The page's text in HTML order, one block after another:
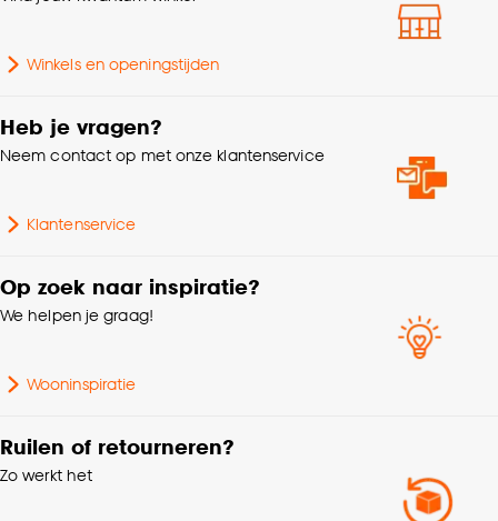
kan aanpassen, bekijk hiervoor onze
Hoogte 5 CM
Winkels en openingstijden
Heb je vragen?
Neem contact op met onze klantenservice
Klantenservice
Op zoek naar inspiratie?
We helpen je graag!
Wooninspiratie
Ruilen of retourneren?
Zo werkt het